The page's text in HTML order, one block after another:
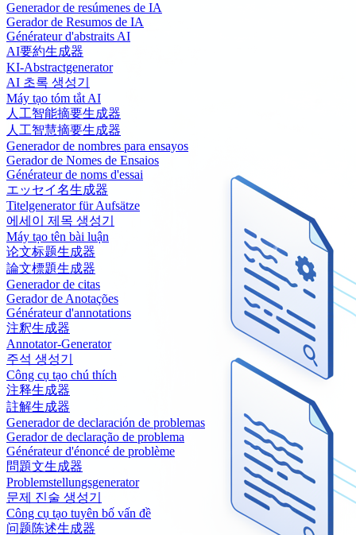
Generador de resúmenes de IA
Gerador de Resumos de IA
Générateur d'abstraits AI
AI要約生成器
KI-Abstractgenerator
AI 초록 생성기
Máy tạo tóm tắt AI
人工智能摘要生成器
人工智慧摘要生成器
Generador de nombres para ensayos
Gerador de Nomes de Ensaios
Générateur de noms d'essai
エッセイ名生成器
Titelgenerator für Aufsätze
에세이 제목 생성기
Máy tạo tên bài luận
论文标题生成器
論文標題生成器
Generador de citas
Gerador de Anotações
Générateur d'annotations
注釈生成器
Annotator-Generator
주석 생성기
Công cụ tạo chú thích
注释生成器
註解生成器
Generador de declaración de problemas
Gerador de declaração de problema
Générateur d'énoncé de problème
問題文生成器
Problemstellungsgenerator
문제 진술 생성기
Công cụ tạo tuyên bố vấn đề
问题陈述生成器